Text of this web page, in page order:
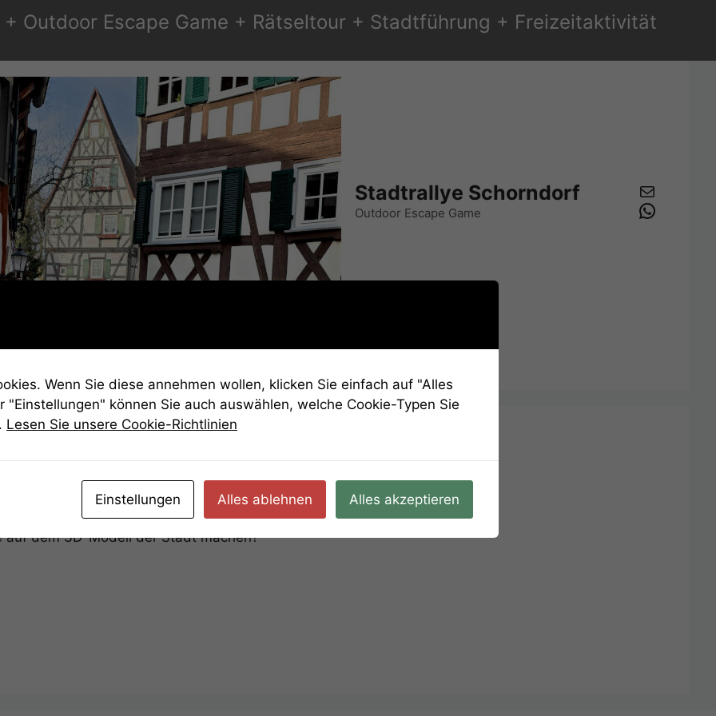
Outdoor Escape Game + Rätseltour + Stadtführung + Freizeitaktivität
Stadtrallye Schorndorf
Outdoor Escape Game
E-Mail
1
dem 3D-Modell der Stadt machen?
Wenn Sie diese annehmen wollen, klicken Sie einfach auf "Alles
"Einstellungen" können Sie auch auswählen, welche Cookie-Typen Sie
Lesen Sie unsere Cookie-Richtlinien
Einstellungen Alles ablehnen Alles akzeptieren